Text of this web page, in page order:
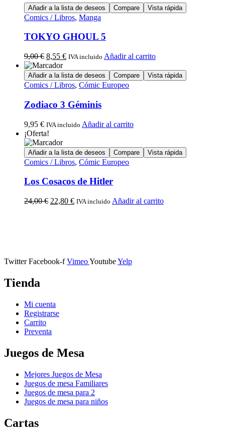
Añadir a la lista de deseos Compare Vista rápida
Comics / Libros, Manga
TOKYO GHOUL 5
9,00€ 8,55 € IVA incluido Añadir al carrito
Añadir a la lista de deseos Compare Vista rápida
Comics / Libros, Cómic Europeo
Zodiaco 3 Géminis
9,95 € IVA incluido Añadir al carrito
¡Oferta!
Añadir a la lista de deseos Compare Vista rápida
Comics / Libros, Cómic Europeo
Los Cosacos de Hitler
24,00€ 22,80 € IVA incluido Añadir al carrito
Twitter Facebook-f VimeoYoutubeYelp
Tienda
Mi cuenta
Registrarse
Carrito
Preventa
Juegos de Mesa
Mejores Juegos de Mesa
Juegos de mesa Familiares
Juegos de mesa para 2
Juegos de mesa para niños
Cartas